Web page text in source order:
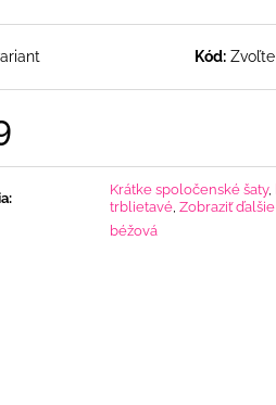
Kód:
:
Krátke spoločenské šaty,
trblietavé Zobraziť
béžová